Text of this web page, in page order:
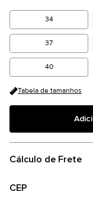
34
37
40
Tabela de tamanhos
Cálculo de Frete
CEP